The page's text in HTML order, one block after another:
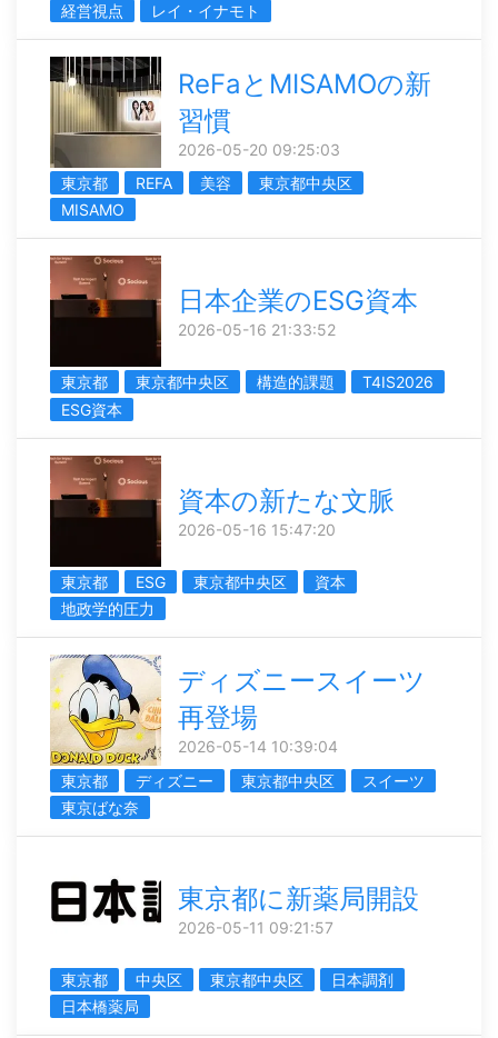
経営視点
レイ・イナモト
ReFaとMISAMOの新
習慣
2026-05-20 09:25:03
東京都
REFA 美容
東京都中央区
MISAMO
日本企業のESG資本
2026-05-16 21:33:52
東京都 東京都中央区 構造的課題
T4IS2026
ESG資本
資本の新たな文脈
2026-05-16 15:47:20
東京都 ESG 東京都中央区
資本
地政学的圧力
ディズニースイーツ
再登場
2026-05-14 10:39:04
東京都
ディズニー 東京都中央区
スイーツ
東京ばな奈
東京都に新薬局開設
2026-05-11 09:21:57
東京都 中央区 東京都中央区
日本調剤
日本橋薬局